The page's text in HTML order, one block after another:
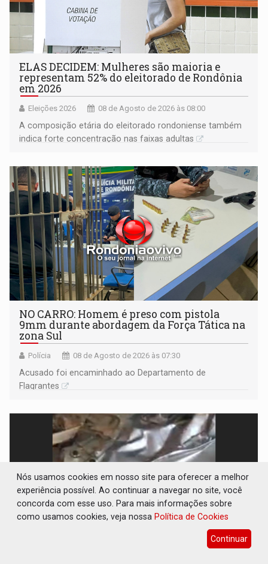
ELAS DECIDEM: Mulheres são maioria e
representam 52% do eleitorado de Rondônia
em 2026
Eleições 2026 08 de Agosto de 2026 às 08:00
A composição etária do eleitorado rondoniense também
indica forte concentração nas faixas adultas
NO CARRO: Homem é preso com pistola
9mm durante abordagem da Força Tática na
zona Sul
Polícia 08 de Agosto de 2026 às 07:30
Acusado foi encaminhado ao Departamento de
Flagrantes
Nós usamos cookies em nosso site para oferecer a melhor
experiência possível. Ao continuar a navegar no site, você
concorda com esse uso. Para mais informações sobre
como usamos cookies, veja nossa Política de Cookies
Continuar